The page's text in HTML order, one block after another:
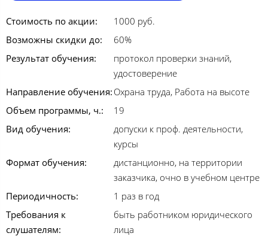
Стоимость по акции:
1000 руб.
Возможны скидки до:
60%
Результат обучения:
протокол проверки знаний,
удостоверение
Направление обучения: Охрана труда, Работа на высоте
Объем программы, ч.:
19
Вид обучения:
допуски к проф. деятельности,
курсы
Формат обучения:
дистанционно, на территории
заказчика, очно в учебном центре
Периодичность:
1 раз в год
Требования к
слушателям:
быть работником юридического
лица